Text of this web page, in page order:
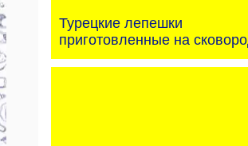
Турецкие лепешки
приготовленные на